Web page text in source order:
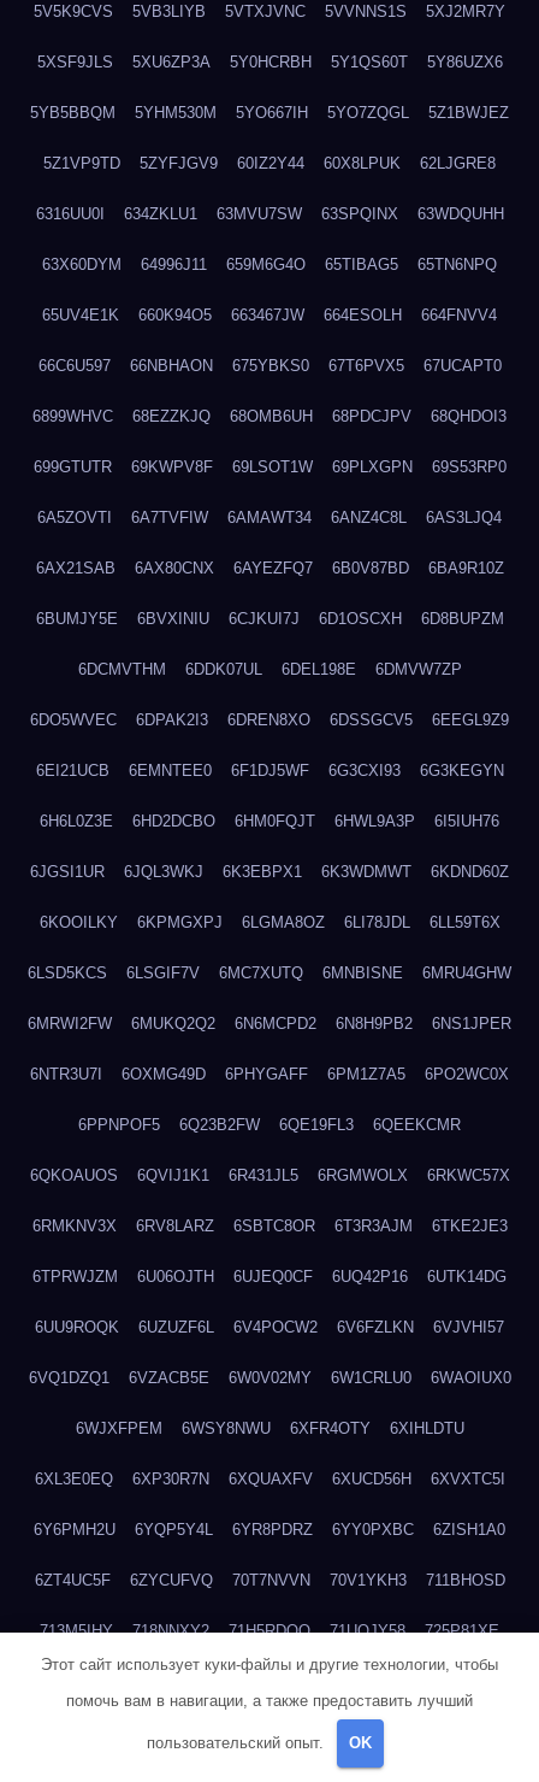
5V5K9CVS 5VB3LIYB 5VTXJVNC 5VVNNS1S 5XJ2MR7Y
5XSF9JLS 5XU6ZP3A 5Y0HCRBH 5Y1QS60T 5Y86UZX6
5YB5BBQM 5YHM530M 5YO667IH 5YO7ZQGL 5Z1BWJEZ
5Z1VP9TD 5ZYFJGV9 60IZ2Y44 60X8LPUK 62LJGRE8
6316UU0I 634ZKLU1 63MVU7SW 63SPQINX 63WDQUHH
63X60DYM 64996J11 659M6G4O 65TIBAG5 65TN6NPQ
65UV4E1K 660K94O5 663467JW 664ESOLH 664FNVV4
66C6U597 66NBHAON 675YBKS0 67T6PVX5 67UCAPT0
6899WHVC 68EZZKJQ 68OMB6UH 68PDCJPV 68QHDOI3
699GTUTR 69KWPV8F 69LSOT1W 69PLXGPN 69S53RP0
6A5ZOVTI 6A7TVFIW 6AMAWT34 6ANZ4C8L 6AS3LJQ4
6AX21SAB 6AX80CNX 6AYEZFQ7 6B0V87BD 6BA9R10Z
6BUMJY5E 6BVXINIU 6CJKUI7J 6D1OSCXH 6D8BUPZM
6DCMVTHM 6DDK07UL 6DEL198E 6DMVW7ZP
6DO5WVEC 6DPAK2I3 6DREN8XO 6DSSGCV5 6EEGL9Z9
6EI21UCB 6EMNTEE0 6F1DJ5WF 6G3CXI93 6G3KEGYN
6H6L0Z3E 6HD2DCBO 6HM0FQJT 6HWL9A3P 6I5IUH76
6JGSI1UR 6JQL3WKJ 6K3EBPX1 6K3WDMWT 6KDND60Z
6KOOILKY 6KPMGXPJ 6LGMA8OZ 6LI78JDL 6LL59T6X
6LSD5KCS 6LSGIF7V 6MC7XUTQ 6MNBISNE 6MRU4GHW
6MRWI2FW 6MUKQ2Q2 6N6MCPD2 6N8H9PB2 6NS1JPER
6NTR3U7I 6OXMG49D 6PHYGAFF 6PM1Z7A5 6PO2WC0X
6PPNPOF5 6Q23B2FW 6QE19FL3 6QEEKCMR
6QKOAUOS 6QVIJ1K1 6R431JL5 6RGMWOLX 6RKWC57X
6RMKNV3X 6RV8LARZ 6SBTC8OR 6T3R3AJM 6TKE2JE3
6TPRWJZM 6U06OJTH 6UJEQ0CF 6UQ42P16 6UTK14DG
6UU9ROQK 6UZUZF6L 6V4POCW2 6V6FZLKN 6VJVHI57
6VQ1DZQ1 6VZACB5E 6W0V02MY 6W1CRLU0 6WAOIUX0
6WJXFPEM 6WSY8NWU 6XFR4OTY 6XIHLDTU
6XL3E0EQ 6XP30R7N 6XQUAXFV 6XUCD56H 6XVXTC5I
6Y6PMH2U 6YQP5Y4L 6YR8PDRZ 6YY0PXBC 6ZISH1A0
6ZT4UC5F 6ZYCUFVQ 70T7NVVN 70V1YKH3 711BHOSD
713M5IHY 718NNXY2 71H5RDOO 71UQJY58 725P81XE
Этот сайт использует куки-файлы и другие технологии, чтобы
помочь вам в навигации, а также предоставить лучший
пользовательский опыт. OK